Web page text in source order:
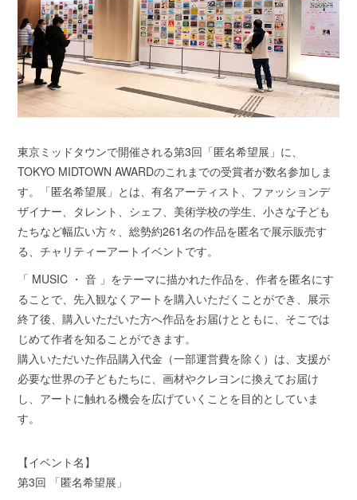
東京ミッドタウンで開催される第3回「匿名希望展」に、
TOKYO MIDTOWN AWARDのこれまでの受賞者が数名参加しま
す。「匿名希望展」とは、有名アーティスト、ファッションデ
ザイナー、タレント、シェフ、美術学校の学生、小さな子ども
たちなど幅広い方々、総勢約261名の作品を匿名で展示販売す
る、チャリティーアートイベントです。
「 MUSIC ・ 音 」をテーマに描かれた作品を、作者を匿名にす
ることで、先入観なくアートを購入いただくことができ、展示
終了後、購入いただいた方へ作品をお届けとともに、そこでは
じめて作者を知ることができます。
購入いただいた作品購入代金（一部運営費を除く）は、支援が
必要な世界の子どもたちに、画材やクレヨンに換えてお届け
し、アートに触れる機会を広げていくことを目的としていま
す。
【イベント名】
第3回 「匿名希望展」